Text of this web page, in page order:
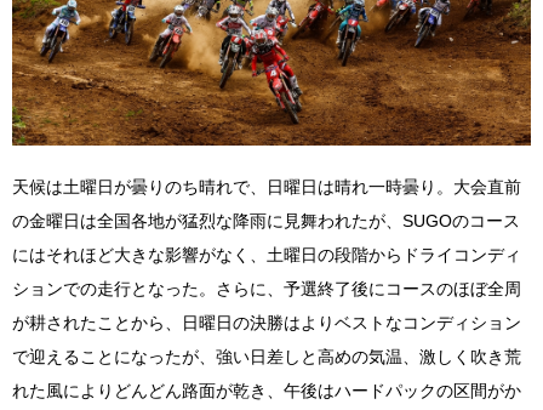
天候は土曜日が曇りのち晴れで、日曜日は晴れ一時曇り。大会直前
の金曜日は全国各地が猛烈な降雨に見舞われたが、SUGOのコース
にはそれほど大きな影響がなく、土曜日の段階からドライコンディ
ションでの走行となった。さらに、予選終了後にコースのほぼ全周
が耕されたことから、日曜日の決勝はよりベストなコンディション
で迎えることになったが、強い日差しと高めの気温、激しく吹き荒
れた風によりどんどん路面が乾き、午後はハードパックの区間がか